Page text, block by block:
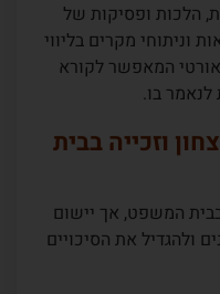
הלכות ופסיקות של
וניתוחי מקרים בליווי
המאפשר לקורא
בו.
וזכייה בבית
המשפט, אך יישום
ולהגדיל את הסיכויים